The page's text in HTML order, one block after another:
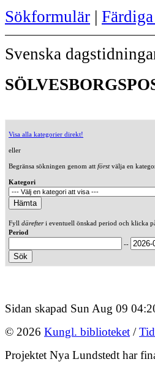
Sökformulär |
Svenska
Visa alla kategorier direkt!
eller
Begränsa sökningen genom att förstvälja en
Kategori
Fyll därefteri eventuell önskad period och klicka
Period
--
Sidan skapad Sun Aug 09
© 2026 Kungl. biblioteket /
Projektet Nya Lundstedt har